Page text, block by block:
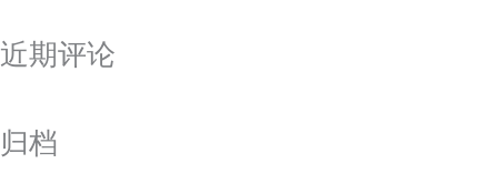
近期评论
归档